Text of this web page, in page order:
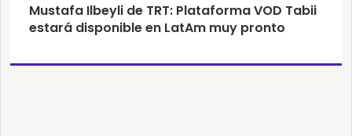
Mustafa Ilbeyli de TRT: Plataforma VOD Tabii
estará disponible en LatAm muy pronto